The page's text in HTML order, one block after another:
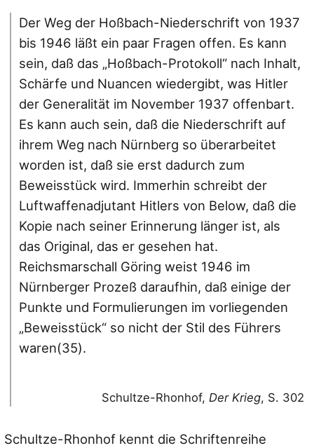
Der Weg der Hoßbach-Niederschrift von 1937
bis 1946 läßt ein paar Fragen offen. Es kann
sein, daß das „Hoßbach-Protokoll“ nach Inhalt,
Schärfe und Nuancen wiedergibt, was Hitler
der Generalität im November 1937 offenbart.
Es kann auch sein, daß die Niederschrift auf
ihrem Weg nach Nürnberg so überarbeitet
worden ist, daß sie erst dadurch zum
Beweisstück wird. Immerhin schreibt der
Luftwaffenadjutant Hitlers von Below, daß die
Kopie nach seiner Erinnerung länger ist, als
das Original, das er gesehen hat.
Reichsmarschall Göring weist 1946 im
Nürnberger Prozeß daraufhin, daß einige der
Punkte und Formulierungen im vorliegenden
„Beweisstück“ so nicht der Stil des Führers
waren(35).
Schultze-Rhonhof, Der Krieg, S. 302
Schultze-Rhonhof kennt die Schriftenreihe